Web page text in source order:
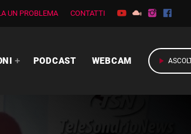
UN PROBLEMA CONTATTI
PODCAST WEBCAM play_arrow